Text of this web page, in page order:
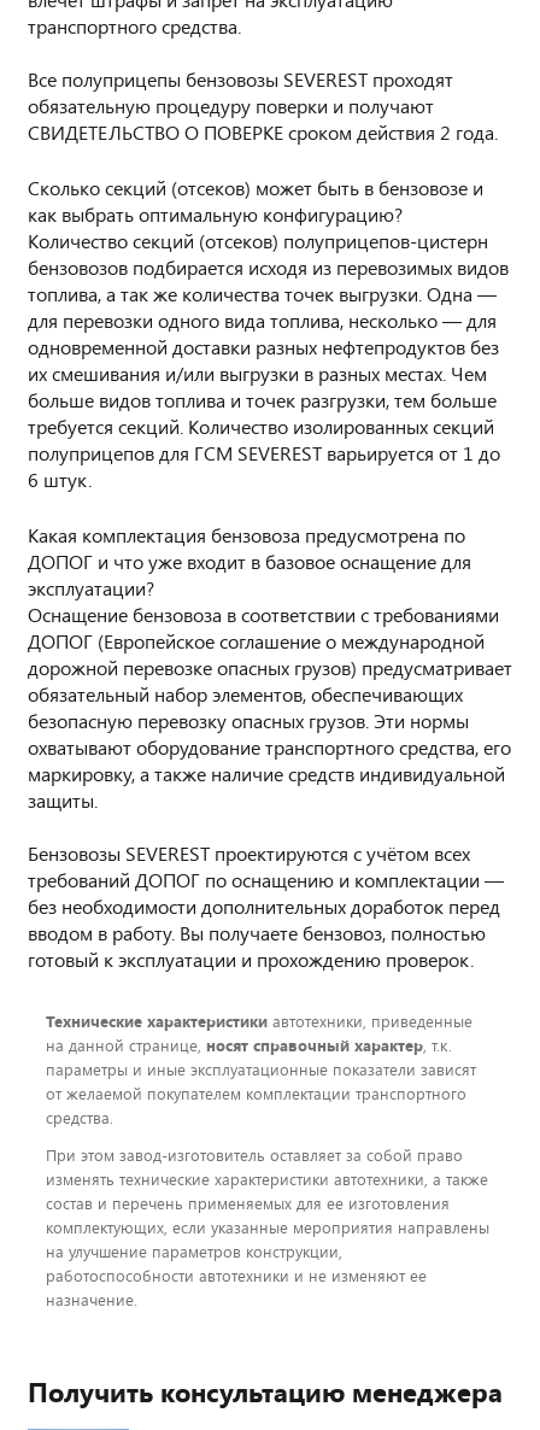
транспортного средства.
Все полуприцепы бензовозы SEVEREST проходят
обязательную процедуру поверки и получают
СВИДЕТЕЛЬСТВО О ПОВЕРКЕ сроком действия 2 года.
Сколько секций (отсеков) может быть в бензовозе и
как выбрать оптимальную конфигурацию?
Количество секций (отсеков) полуприцепов-цистерн
бензовозов подбирается исходя из перевозимых видов
топлива, а так же количества точек выгрузки. Одна —
для перевозки одного вида топлива, несколько — для
одновременной доставки разных нефтепродуктов без
их смешивания и/или выгрузки в разных местах. Чем
больше видов топлива и точек разгрузки, тем больше
требуется секций. Количество изолированных секций
полуприцепов для ГСМ SEVEREST варьируется от 1 до
6 штук.
Какая комплектация бензовоза предусмотрена по
ДОПОГ и что уже входит в базовое оснащение для
эксплуатации?
Оснащение бензовоза в соответствии с требованиями
ДОПОГ (Европейское соглашение о международной
дорожной перевозке опасных грузов) предусматривает
обязательный набор элементов, обеспечивающих
безопасную перевозку опасных грузов. Эти нормы
охватывают оборудование транспортного средства, его
маркировку, а также наличие средств индивидуальной
защиты.
Бензовозы SEVEREST проектируются с учётом всех
требований ДОПОГ по оснащению и комплектации —
без необходимости дополнительных доработок перед
вводом в работу. Вы получаете бензовоз, полностью
готовый к эксплуатации и прохождению проверок.
Технические характеристики автотехники, приведенные
на данной странице, носят справочный характер, т.к.
параметры и иные эксплуатационные показатели зависят
от желаемой покупателем комплектации транспортного
средства.
При этом завод-изготовитель оставляет за собой право
изменять технические характеристики автотехники, а также
состав и перечень применяемых для ее изготовления
комплектующих, если указанные мероприятия направлены
на улучшение параметров конструкции,
работоспособности автотехники и не изменяют ее
назначение.
Получить консультацию менеджера